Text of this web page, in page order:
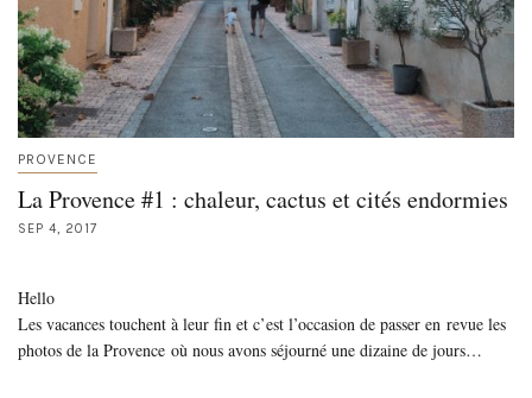
PROVENCE
La Provence #1 : chaleur, cactus et cités endormies
SEP 4, 2017
Hello
Les vacances touchent à leur fin et c’est l’occasion de passer en revue les
photos de la Provence où nous avons séjourné une dizaine de jours…